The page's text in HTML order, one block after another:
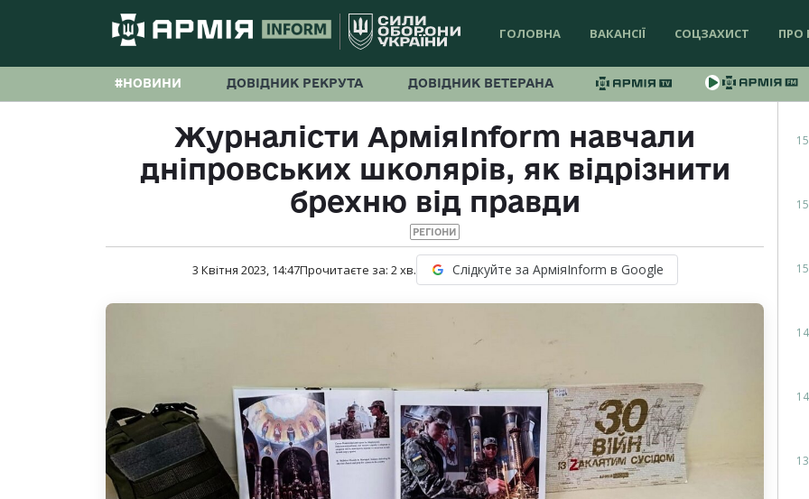
ГОЛОВНА ВАКАНСІЇ СОЦЗАХИСТ ПРО
#НОВИНИ ДОВІДНИК РЕКРУТА ДОВІДНИК ВЕТЕРАНА
Журналісти АрміяInform навчали
дніпровських школярів, як відрізнити
брехню від правди
РЕГІОНИ
3 Квітня 2023, 14:47Прочитаєте за: 2хв. Слідкуйте за АрміяInform в Google